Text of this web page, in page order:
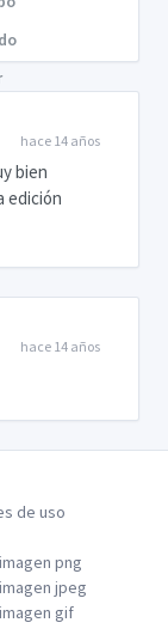
hace 14 años
bien
edición
hace 14 años
de uso
png
jpeg
gif